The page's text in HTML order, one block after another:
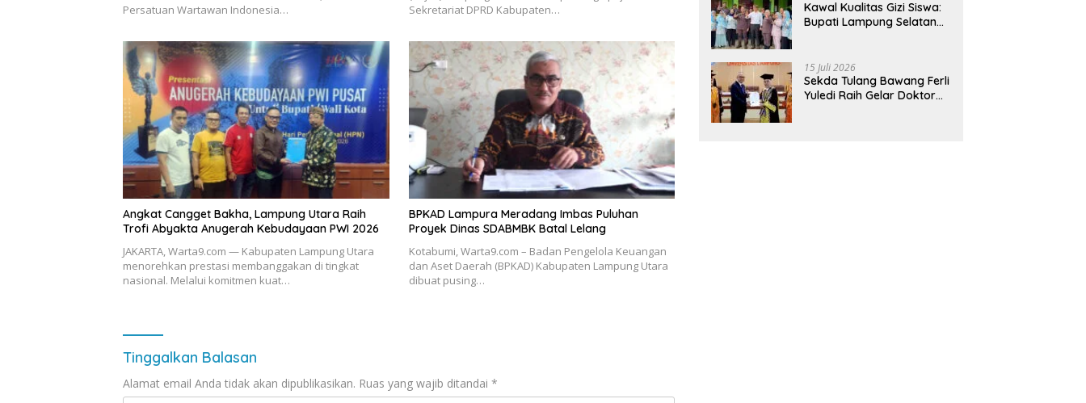
Persatuan Wartawan Indonesia…
Sekretariat DPRD Kabupaten…
Angkat Cangget Bakha, Lampung Utara Raih
Trofi Abyakta Anugerah Kebudayaan PWI 2026
JAKARTA, Warta9.com — Kabupaten Lampung Utara
menorehkan prestasi membanggakan di tingkat
nasional. Melalui komitmen kuat…
BPKAD Lampura Meradang Imbas Puluhan
Proyek Dinas SDABMBK Batal Lelang
Kotabumi, Warta9.com – Badan Pengelola Keuangan
dan Aset Daerah (BPKAD) Kabupaten Lampung Utara
dibuat pusing…
Tinggalkan Balasan
Alamat email Anda tidak akan dipublikasikan. Ruas yang wajib ditandai *
Lampung
Kawal Kualitas Gizi Siswa:
Bupati Lampung Selatan
Bergizi Gratis di Natar
15 Juli 2026
Sekda Tulang Bawang Ferli
Yuledi Raih Gelar Doktor